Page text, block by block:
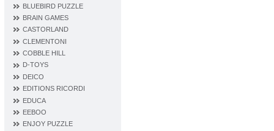
BLUEBIRD PUZZLE
BRAIN GAMES
CASTORLAND
CLEMENTONI
COBBLE HILL
D‐TOYS
DEICO
EDITIONS RICORDI
EDUCA
EEBOO
ENJOY PUZZLE